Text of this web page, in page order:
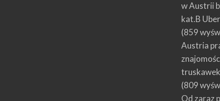
w Austrii
kat.B
(859
Austria
(809
Od zaraz